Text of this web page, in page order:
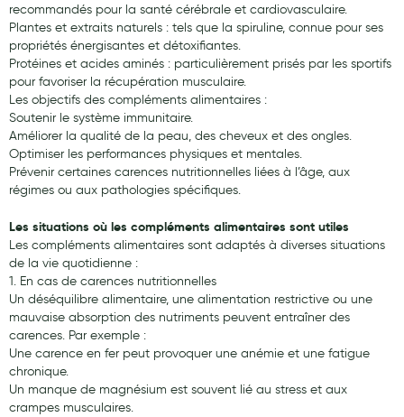
Phytothérapie
Régimes médicaux
Gemmothérapie
Confiserie
Voies respiratoires
Oligothérapie
Compléments alimentaires
Médicaments et Santé
Premiers soins
Pansements
Hygiène nasale
Antibactériens
recommandés pour la santé cérébrale et cardiovasculaire.
Plantes et extraits naturels : tels que la spiruline, connue pour ses
propriétés énergisantes et détoxifiantes.
Protéines et acides aminés : particulièrement prisés par les sportifs
pour favoriser la récupération musculaire.
Les objectifs des compléments alimentaires :
Soutenir le système immunitaire.
Améliorer la qualité de la peau, des cheveux et des ongles.
Optimiser les performances physiques et mentales.
Prévenir certaines carences nutritionnelles liées à l’âge, aux
régimes ou aux pathologies spécifiques.
Les situations où les compléments alimentaires sont utiles
Les compléments alimentaires sont adaptés à diverses situations
de la vie quotidienne :
1. En cas de carences nutritionnelles
Un déséquilibre alimentaire, une alimentation restrictive ou une
mauvaise absorption des nutriments peuvent entraîner des
carences. Par exemple :
Une carence en fer peut provoquer une anémie et une fatigue
chronique.
Un manque de magnésium est souvent lié au stress et aux
crampes musculaires.